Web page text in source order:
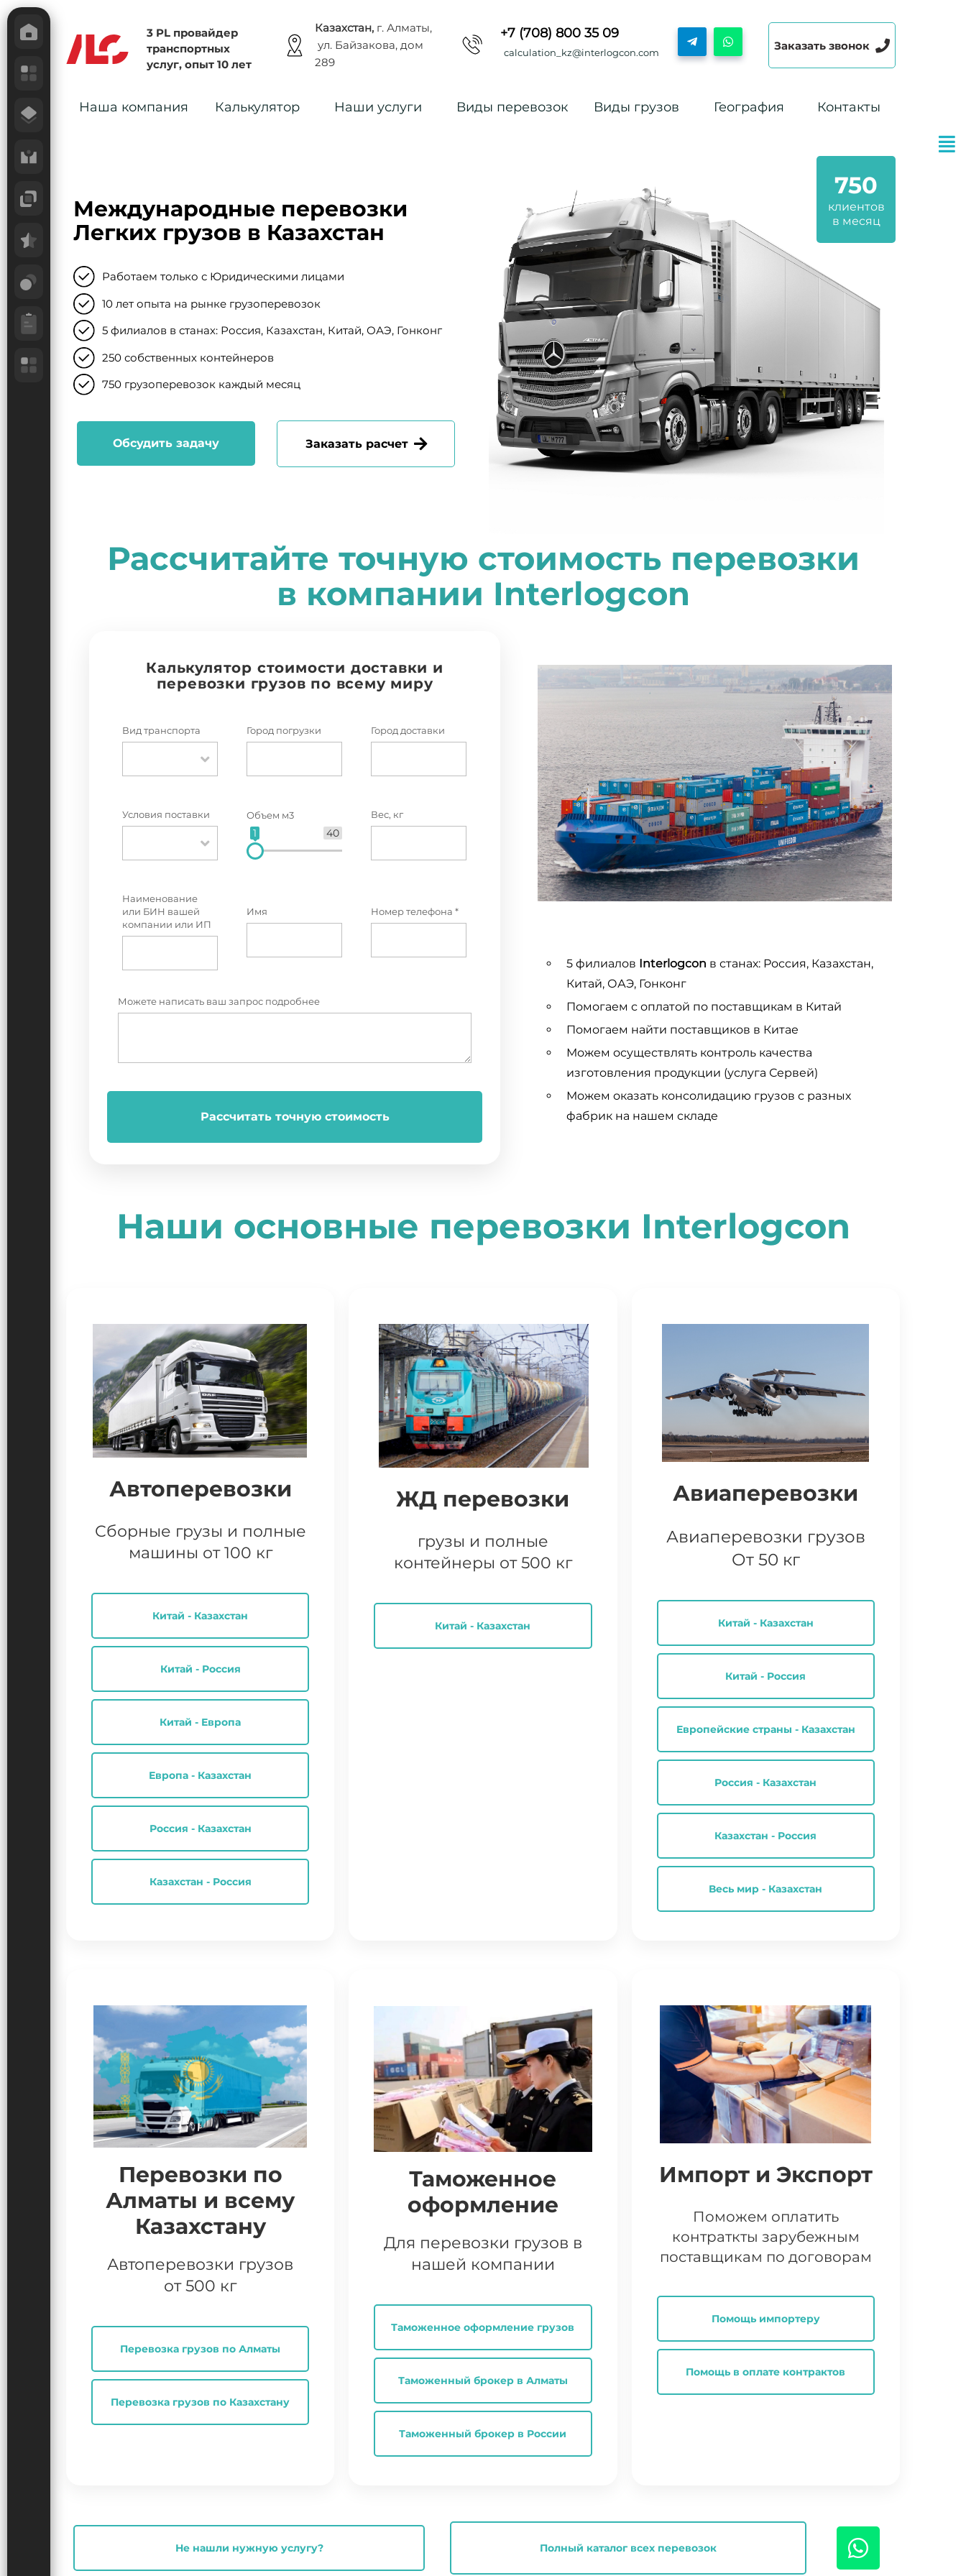
3 PL провайдер
транспортных
услуг, опыт 10 лет
Казахстан, г. Алматы,
ул. Байзакова, дом
289
+7 (708) 800 35 09
calculation_kz@interlogcon.com Заказать звонок
Наша компания Калькулятор Наши услуги Виды перевозок Виды грузов География Контакты
Международные перевозки
Легких грузов в Казахстан
Работаем только с Юридическими лицами
10 лет опыта на рынке грузоперевозок
5 филиалов в станах: Россия, Казахстан, Китай, ОАЭ, Гонконг
250 собственных контейнеров
750 грузоперевозок каждый месяц
Обсудить задачу Заказать расчет
750
клиентов
в месяц
Рассчитайте точную стоимость перевозки
в компании Interlogcon
Калькулятор стоимости доставки и
перевозки грузов по всему миру
Вид транспорта Город погрузки Город доставки
Условия поставки Объем м3
40
1
Вес, кг
Наименование
или БИН вашей
компании или ИП
Имя Номер телефона *
Можете написать ваш запрос подробнее
Рассчитать точную стоимость
5 филиалов Interlogcon в станах: Россия, Казахстан,
Китай, ОАЭ, Гонконг
Помогаем с оплатой по поставщикам в Китай
Помогаем найти поставщиков в Китае
Можем осуществлять контроль качества
изготовления продукции (услуга Сервей)
Можем оказать консолидацию грузов с разных
фабрик на нашем складе
Наши основные перевозки Interlogcon
Автоперевозки
Сборные грузы и полные
машины от 100 кг
Китай - Казахстан
Китай - Россия
Китай - Европа
Европа - Казахстан
Россия - Казахстан
Казахстан - Россия
ЖД перевозки
грузы и полные
контейнеры от 500 кг
Китай - Казахстан
Авиаперевозки
Авиаперевозки грузов
От 50 кг
Китай - Казахстан
Китай - Россия
Европейские страны - Казахстан
Россия - Казахстан
Казахстан - Россия
Весь мир - Казахстан
Перевозки по
Алматы и всему
Казахстану
Автоперевозки грузов
от 500 кг
Перевозка грузов по Алматы
Перевозка грузов по Казахстану
Таможенное
оформление
Для перевозки грузов в
нашей компании
Таможенное оформление грузов
Таможенный брокер в Алматы
Таможенный брокер в России
Импорт и Экспорт
Поможем оплатить
контраткты зарубежным
поставщикам по договорам
Помощь импортеру
Помощь в оплате контрактов
Не нашли нужную услугу? Полный каталог всех перевозок